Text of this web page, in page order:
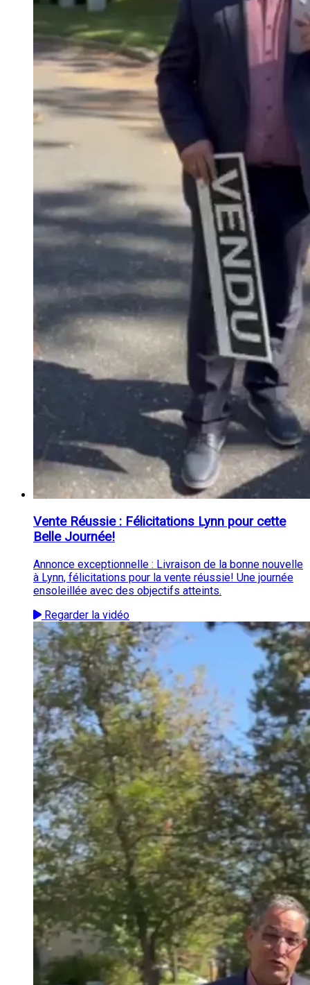
Vente Réussie : Félicitations Lynn pour cette
Belle Journée!
Annonce exceptionnelle : Livraison de la bonne nouvelle
à Lynn, félicitations pour la vente réussie! Une journée
ensoleillée avec des objectifs atteints.
Regarder la vidéo